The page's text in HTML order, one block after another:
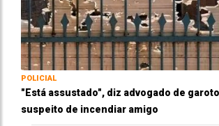
POLICIAL
"Está assustado", diz advogado de
suspeito de incendiar amigo